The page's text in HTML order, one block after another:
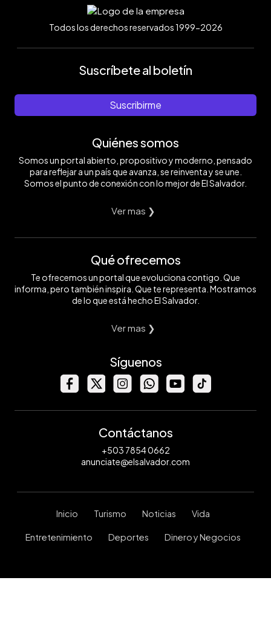
Todos los derechos reservados 1999-2026
Suscríbete al boletín
Suscribirme
Quiénes somos
Somos un portal abierto, propositivo y moderno, pensado
para reflejar a un país que avanza, se reinventa y se une.
Somos el punto de conexión con lo mejor de El Salvador.
Ver mas ❯
Qué ofrecemos
Te ofrecemos un portal que evoluciona contigo. Que
informa, pero también inspira. Que te representa. Mostramos
de lo que está hecho El Salvador.
Ver mas ❯
Síguenos
Contáctanos
+503 7854 0662
anunciate@elsalvador.com
Inicio Turismo Noticias Vida
Entretenimiento Deportes Dinero y Negocios